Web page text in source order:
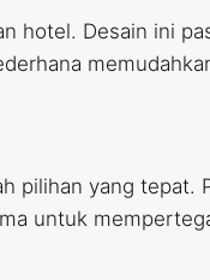
hotel. Desain ini
pilihan yang tepat.
untuk